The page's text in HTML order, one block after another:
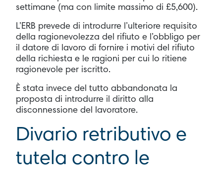
settimane (ma con limite massimo di £5,600).
L’ERB prevede di introdurre l’ulteriore requisito
della ragionevolezza del rifiuto e l’obbligo per
il datore di lavoro di fornire i motivi del rifiuto
della richiesta e le ragioni per cui lo ritiene
ragionevole per iscritto.
È stata invece del tutto abbandonata la
proposta di introdurre il diritto alla
disconnessione del lavoratore.
Divario retributivo e
tutela contro le